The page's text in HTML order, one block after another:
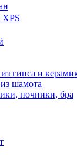
гипса и
шамота
ночники, бра